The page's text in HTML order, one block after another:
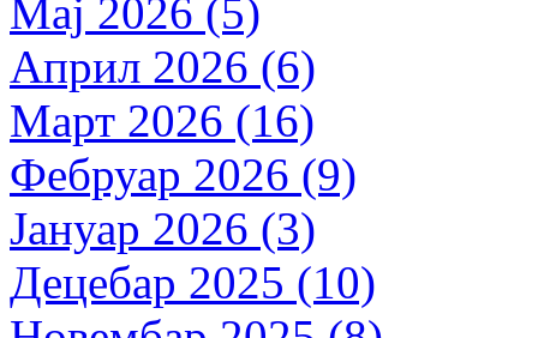
Мај 2026 (5)
Април 2026 (6)
Март 2026 (16)
Фебруар 2026 (9)
Јануар 2026 (3)
Децебар 2025 (10)